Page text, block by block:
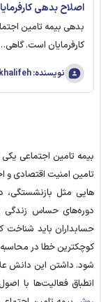
اصلاح بدهی
بدهی بیمه تامین
کارفرمایان است.
نویسنده: admin-khalifeh
بیمه تامین اجتماعی
تامین امنیت اقتصادی
هایی مثل بازنشستگی،
دوره‌های حساس زندگی
حسابداران باید شناخت
کوچکترین خطا در
شود. داشتن این دانش
انطباق فعالیت‌ها با